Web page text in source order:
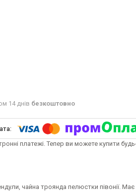
14 днів безкоштовно
платежі. Тепер ви можете купити
чайна троянда пелюстки півонії. Має